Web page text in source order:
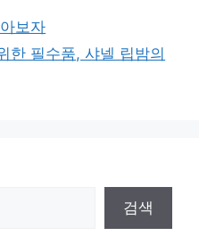
보자
한 필수품, 샤넬 립밤의
검색